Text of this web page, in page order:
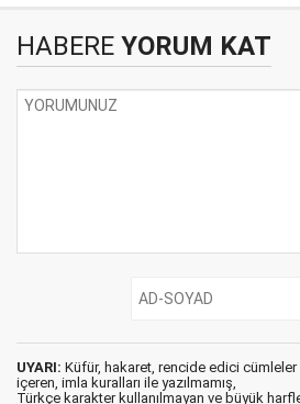
HABERE YORUM KAT
UYARI: Küfür, hakaret, rencide edici cümleler
içeren, imla kuralları ile yazılmamış,
Türkçe karakter kullanılmayan ve büyük